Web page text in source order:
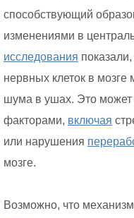
способствующий
изменениями в
исследования
нервных клеток в мозге
шума в ушах. Это
факторами, включая
или нарушения
мозге.
Возможно, что